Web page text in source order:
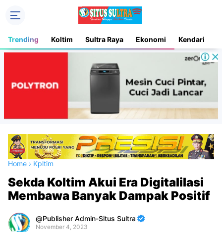
Trending Koltim Sultra Raya Ekonomi Kendari
Home › Kpltim
Sekda Koltim Akui Era Digitalilasi
Membawa Banyak Dampak Positif
Publisher Admin-Situs Sultra
November 4, 2023